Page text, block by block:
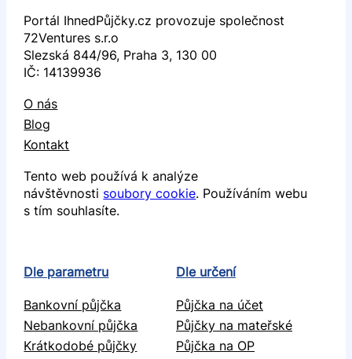
Portál IhnedPůjčky.cz provozuje společnost
72Ventures s.r.o
Slezská 844/96, Praha 3, 130 00
IČ: 14139936
O nás
Blog
Kontakt
Tento web používá k analýze
návštěvnosti soubory cookie. Používáním webu
s tím souhlasíte.
Dle parametru
Bankovní půjčka
Nebankovní půjčka
Krátkodobé půjčky
Dle určení
Půjčka na účet
Půjčky na mateřské
Půjčka na OP